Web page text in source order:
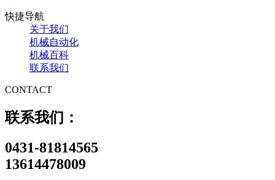
快捷导航
关于我们
机械自动化
机械百科
联系我们
CONTACT
联系我们：
0431-81814565
13614478009